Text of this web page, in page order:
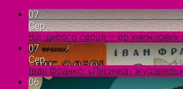
07
Сер
Від щирого серця — до книжкових
07
Сер
Іван Франко. «Лисичка і журавель»
06